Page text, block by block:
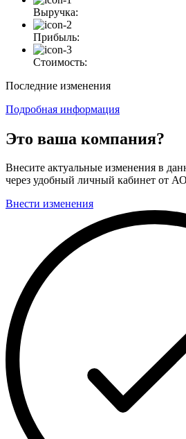
Выручка:
Прибыль:
Стоимость:
Последние изменения
Подробная информация
Это ваша компания?
Внесите актуальные изменения в
через удобный личный кабинет от
Внести изменения